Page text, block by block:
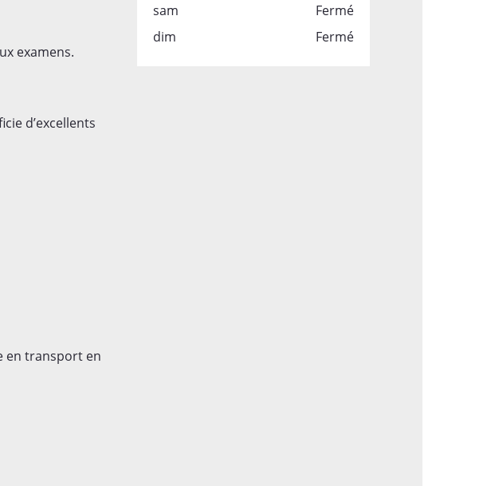
examens.
d’excellents
en transport en
sam
Fermé
dim
Fermé